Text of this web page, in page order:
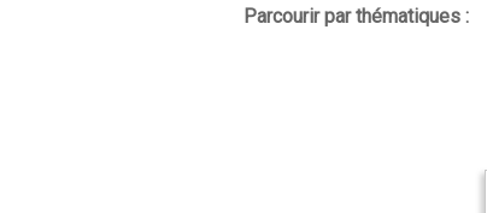
Parcourir par thématiques :